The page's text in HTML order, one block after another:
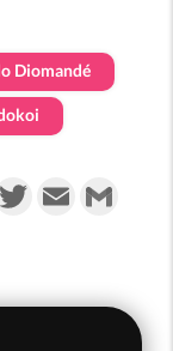
Diomandé
FacebookTwitterEmail